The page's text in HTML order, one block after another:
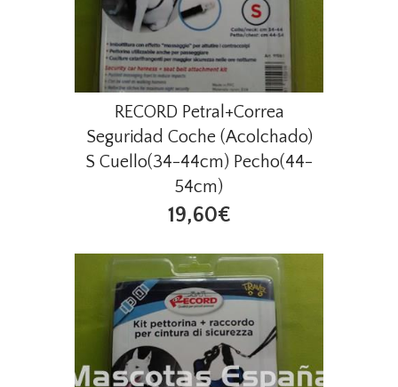
RECORD Petral+Correa
Seguridad Coche (Acolchado)
S Cuello(34-44cm) Pecho(44-
54cm)
19,60€